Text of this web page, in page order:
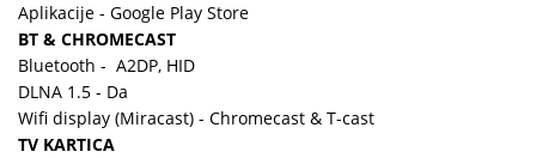
Aplikacije - Google Play Store
BT & CHROMECAST
Bluetooth - A2DP, HID
DLNA 1.5 - Da
Wifi display (Miracast) - Chromecast & T-cast
TV KARTICA